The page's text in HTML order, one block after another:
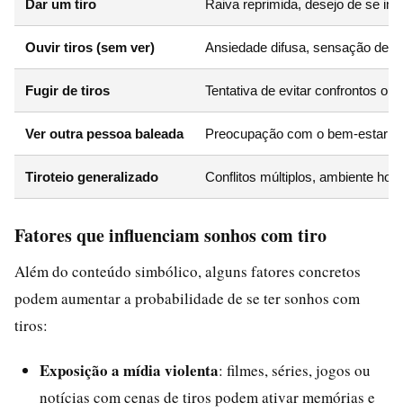
Dar um tiro Raiva reprimida, desejo de se
Ouvir tiros (sem ver) Ansiedade difusa, sensação de
Fugir de tiros Tentativa de evitar confrontos
Ver outra pessoa baleada Preocupação com o bem-estar
Tiroteio generalizado Conflitos múltiplos, ambiente
Fatores que influenciam sonhos com tiro
Além do conteúdo simbólico, alguns fatores concretos
podem aumentar a probabilidade de se ter sonhos com
tiros:
Exposição a mídia violenta: filmes, séries, jogos ou
notícias com cenas de tiros podem ativar memórias e